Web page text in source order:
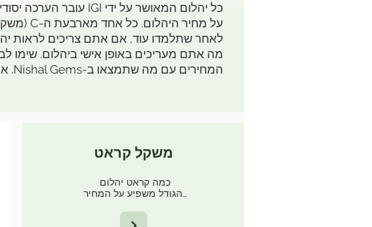
על מחיר היהלום. כל אחד מארבעת ה-C (משקל קרט, חיתוך, צבע, ניקיון) מלווה בטבלת יהלומים הממחישה את ההבדלים בין הדירוגים.
לאחר שתלמדו עוד, אם אתם צריכים לראות
מה אתם מעריכים באופן אישי ביהלום. שימו
המחירים עם מה שתמצאו ב-Nishal Gems. אנו בטוחים שתהיו מרוצים ממה שתמצאו.
משקל קראט
כמה קראט יהלום
הגודל משפיע על המחיר…